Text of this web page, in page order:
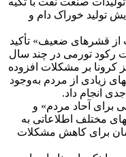
تولید خوراک دام و
از قشرهای ضعیف» تأکید
رکود تورمی در چند سال
کرونا بر مشکلات افزوده
زیادی از مردم به‌وجود
انجام داد.
برای آحاد مردم» و
مختلف اطلاعاتی به
برای کاهش مشکلات